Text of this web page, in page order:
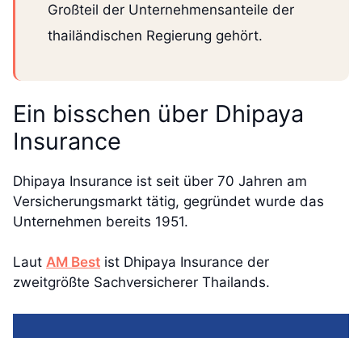
Großteil der Unternehmensanteile der
thailändischen Regierung gehört.
Ein bisschen über Dhipaya
Insurance
Dhipaya Insurance ist seit über 70 Jahren am
Versicherungsmarkt tätig, gegründet wurde das
Unternehmen bereits 1951.
Laut AM Best ist Dhipaya Insurance der
zweitgrößte Sachversicherer Thailands.